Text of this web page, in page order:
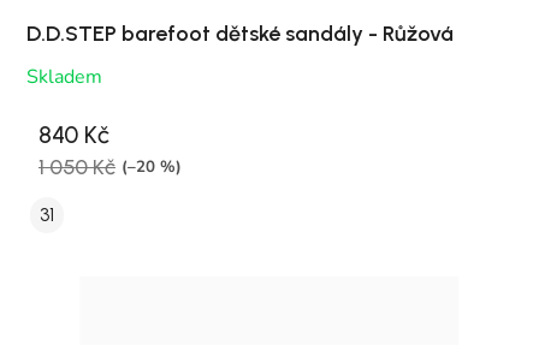
D.D.STEP barefoot dětské sandály - Růžová
Skladem
840 Kč
1 050 Kč (–20 %)
31